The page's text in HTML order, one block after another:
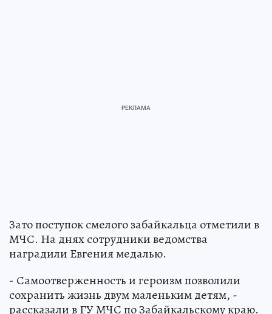
Зато поступок смелого забайкальца отметили в
МЧС. На днях сотрудники ведомства
наградили Евгения медалью.
- Самоотверженность и героизм позволили
сохранить жизнь двум маленьким детям, -
рассказали в ГУ МЧС по Забайкальскому краю.